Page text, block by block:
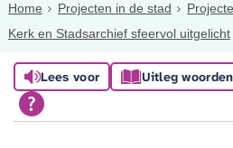
Home Projecten in de stad
Kerk en Stadsarchief sfeervol uitgelicht
Lees voor Uitleg woorden